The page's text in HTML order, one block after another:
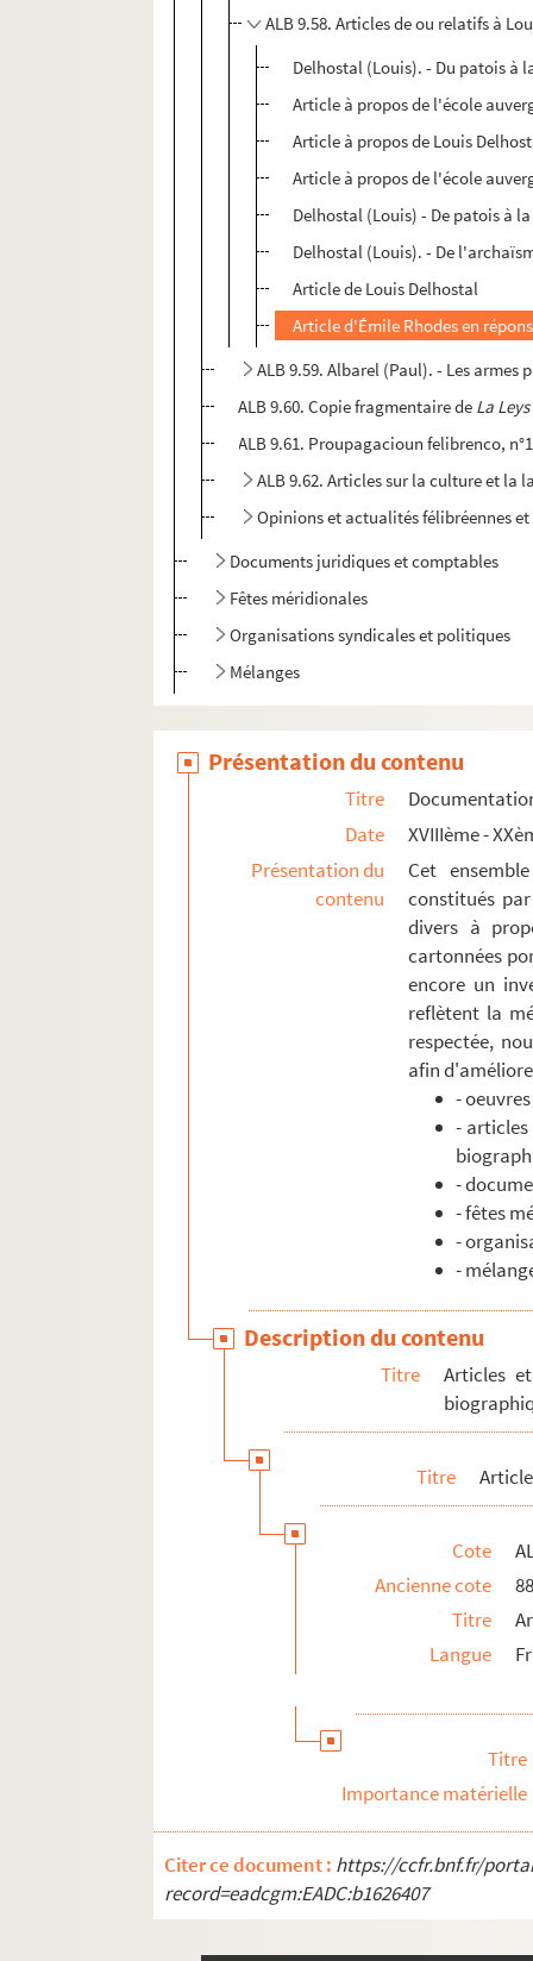
ALB 9.58. Articles de ou relatifs à
Delhostal (Louis). - Du patois à
Article à propos de l'école
Article à propos de Louis
Article à propos de l'école
Delhostal (Louis) - De patois à
Delhostal (Louis). - De
Article de Louis Delhostal
Article d'Émile Rhodes en
ALB 9.59. Albarel (Paul). - Les
ALB 9.60. Copie fragmentaire de La
ALB 9.61. Proupagacioun felibrenco,
ALB 9.62. Articles sur la culture et la
Opinions et actualités félibréennes
Documents juridiques et comptables
Fêtes méridionales
Organisations syndicales et politiques
Mélanges
Présentation du contenu
Titre
Date
XVIIIème -
Présentation du
contenu
Cet
constitués
divers à
cartonnées
encore un
reflètent la
respectée,
afin
-
-
-
- fêtes
-
-
Description du contenu
Titre
Articles
Titre
Cote
Ancienne cote
Titre
Langue
Titre
Importance matérielle
Citer ce document : https://ccfr.bnf.fr/
record=eadcgm:EADC:b1626407